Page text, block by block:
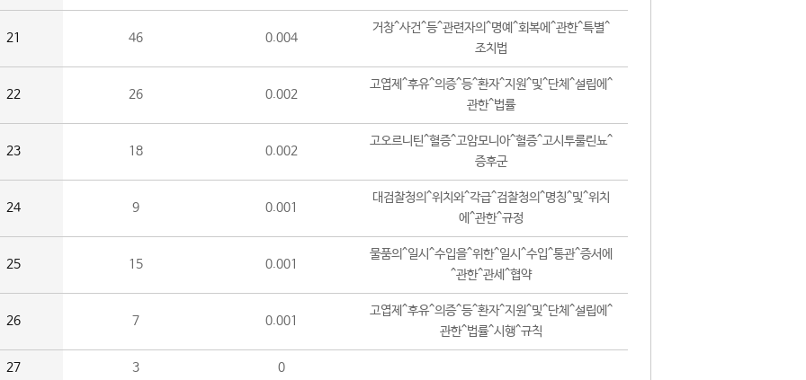
21 46 0.004
거창^사건^등^관련자의^명예^회복에^관한^특별^
조치법
22 26 0.002
고엽제^후유^의증^등^환자^지원^및^단체^설립에^
관한^법률
23 18 0.002
고오르니틴^혈증^고암모니아^혈증^고시투룰린뇨^
증후군
24 9 0.001
대검찰청의^위치와^각급^검찰청의^명칭^및^위치
에^관한^규정
25 15 0.001
물품의^일시^수입을^위한^일시^수입^통관^증서에
^관한^관세^협약
26 7 0.001
고엽제^후유^의증^등^환자^지원^및^단체^설립에^
관한^법률^시행^규칙
27 3 0